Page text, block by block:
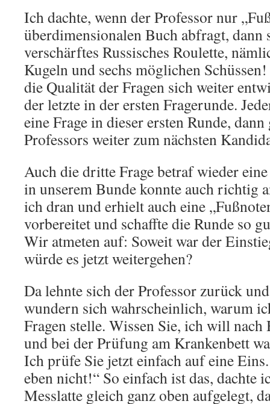
Ich dachte, wenn der Professor nur
überdimensionalen Buch abfragt,
verschärftes Russisches Roulette,
Kugeln und sechs möglichen
die Qualität der Fragen sich weiter
der letzte in der ersten Fragerunde.
eine Frage in dieser ersten Runde,
Professors weiter zum nächsten
Auch die dritte Frage betraf wieder
in unserem Bunde konnte auch richtig
ich dran und erhielt auch eine
vorbereitet und schaffte die Runde so
Wir atmeten auf: Soweit war der
würde es jetzt weitergehen?
Da lehnte sich der Professor zurück
wundern sich wahrscheinlich, warum
Fragen stelle. Wissen Sie, ich will nach
und bei der Prüfung am Krankenbett
Ich prüfe Sie jetzt einfach auf eine
eben nicht!“ So einfach ist das, dachte
Messlatte gleich ganz oben aufgelegt,